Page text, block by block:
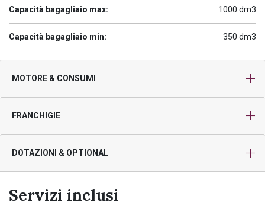
Capacità bagagliaio max: 1000 dm3
Capacità bagagliaio min: 350 dm3
MOTORE & CONSUMI
FRANCHIGIE
DOTAZIONI & OPTIONAL
Servizi inclusi